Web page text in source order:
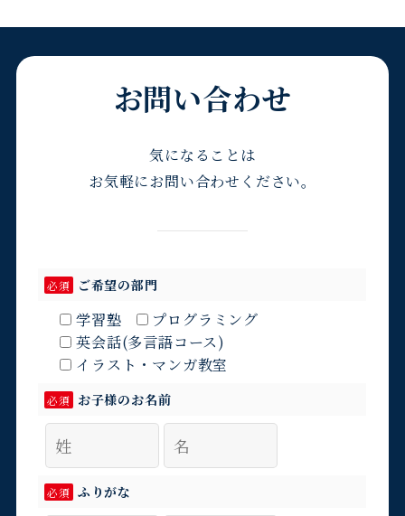
お問い合わせ
気になることは
お気軽にお問い合わせください。
必須 ご希望の部門
学習塾
プログラミング
英会話(多言語コース)
イラスト・マンガ教室
必須 お子様のお名前
必須 ふりがな